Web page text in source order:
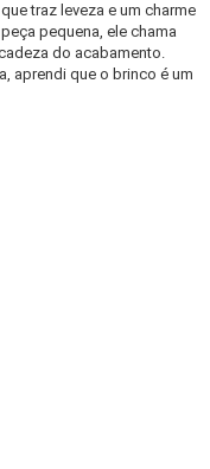
traz leveza e um charme
pequena, ele chama
do acabamento.
aprendi que o brinco é um